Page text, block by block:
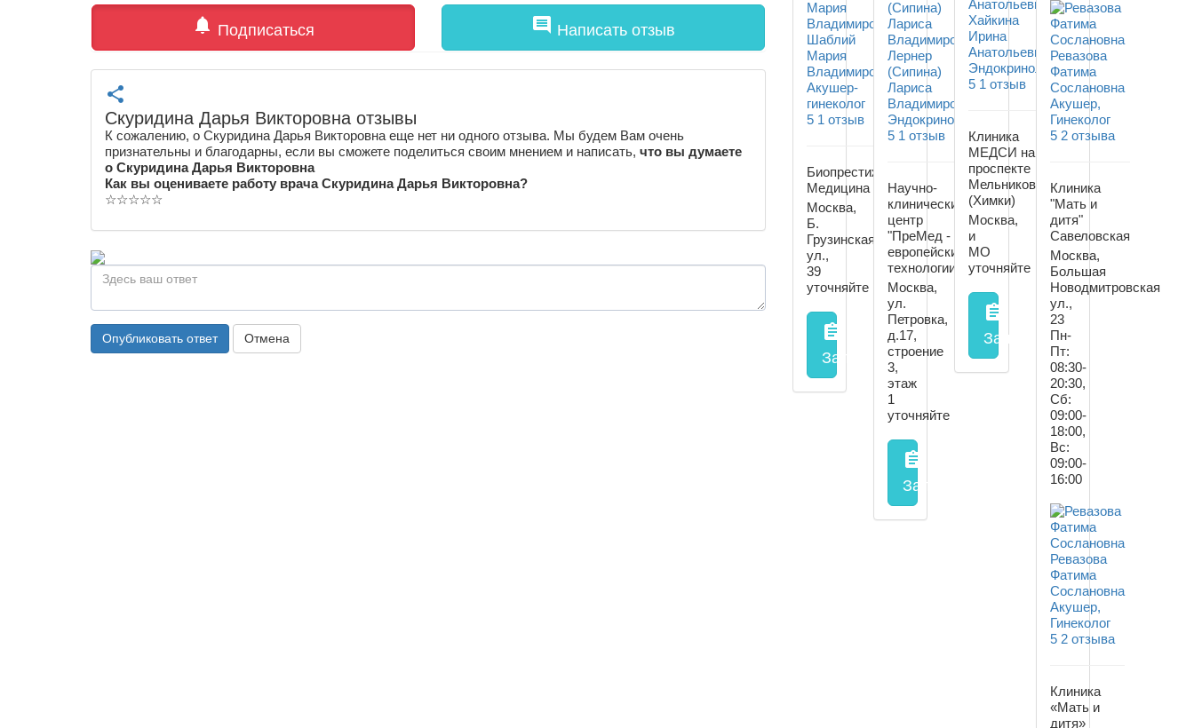
notifications Подписаться comment Написать отзыв
share
Скуридина Дарья Викторовна отзывы
К сожалению, о Скуридина Дарья Викторовна еще нет ни одного отзыва. Мы будем Вам очень
признательны и благодарны, если вы сможете поделиться своим мнением и написать, что вы думаете
о Скуридина Дарья Викторовна
Как вы оцениваете работу врача Скуридина Дарья Викторовна?
☆☆☆☆☆
Опубликовать ответ Отмена
Шаблий
Мария
Владимировна
Акушер-
гинеколог
5 1 отзыв
Биопрестиж
Медицина
Москва,
Б.
Грузинская
ул.,
39
уточняйте
assignment
Запись на прием заполнить форму онлайн
Лернер
(Сипина)
Лариса
Владимировна
Эндокринолог
5 1 отзыв
Научно-
клинический
центр
"ПреМед -
европейские
технологии"
Москва,
ул.
Петровка,
д.17,
строение
3,
этаж
1
уточняйте
assignment
Запись на прием заполнить форму
Хайкина
Ирина
Анатольевна
Эндокринолог
5 1 отзыв
Клиника
МЕДСИ на
проспекте
Мельникова
(Химки)
Москва,
и
МО
уточняйте
assignment
Запись на прием
Ревазова
Фатима
Сослановна
Акушер,
Гинеколог
5 2 отзыва
Клиника
"Мать и
дитя"
Савеловская
Москва,
Большая
Новодмитровская
ул.,
23
Пн-
Пт:
08:30-
20:30,
Сб:
09:00-
18:00,
Вс:
09:00-
16:00
Ревазова
Фатима
Сослановна
Акушер,
Гинеколог
5 2 отзыва
Клиника
«Мать и
дитя»